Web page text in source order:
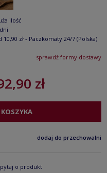
ilość
10,90 zł - Paczkomaty 24/7 (Polska)
płatnościsprawdź formy dostawy
zł
dodaj do przechowalni
o produkt